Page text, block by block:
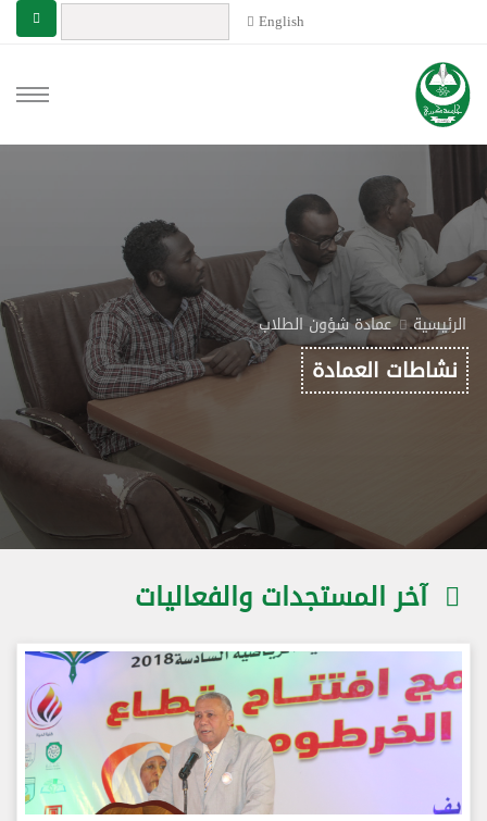
English
الرئيسية عمادة شؤون الطلاب
نشاطات العمادة
آخر المستجدات والفعاليات